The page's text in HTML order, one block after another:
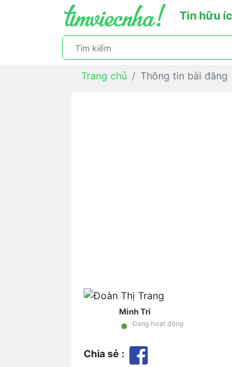
Tin hữu
Trang chủ Thông tin bài đăng
Minh Trí
• Đang hoạt động
Chia sẻ :